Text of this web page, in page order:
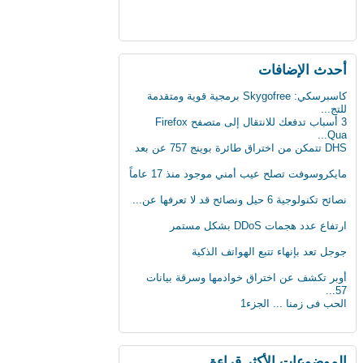
أحدث اﻹضافات
كاسبرسكي: Skygofree برمجية قوية ومتقدمة
للتج...
3 أسباب تدفعك للانتقال إلى متصفح Firefox
Qua...
DHS تتمكن من اختراق طائرة بوينج 757 عن بعد
مايكروسوفت تصلح عيب أمني موجود منذ 17 عاماً
نصائح تكنولوجية 6 حيل ونصائح قد لا تعرفها عن...
ارتفاع عدد هجمات DDoS بشكل مستمر
جوجل تعد بإنهاء تتبع الهواتف الذكية
أوبر تكشف عن اختراق خوادمها وسرقة بيانات
57...
الحب فى زمنا ... الجزء1
لماذا يجب على الحوامل تجنب تناول الجبنة